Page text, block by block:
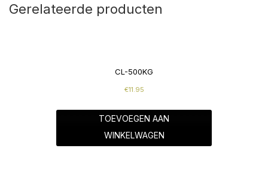
Gerelateerde producten
CL-500KG
€11.95
TOEVOEGEN AAN
WINKELWAGEN